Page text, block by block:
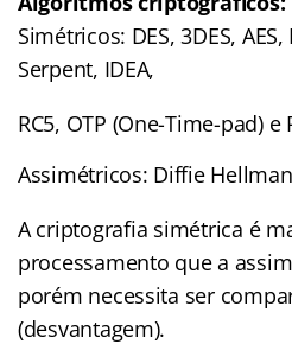
Simétricos: DES, 3DES,
Serpent, IDEA,
RC5, OTP (One-Time-pad) e
Assimétricos: Diffie
A criptograﬁa simétrica é
processamento que a
porém necessita ser
(desvantagem).